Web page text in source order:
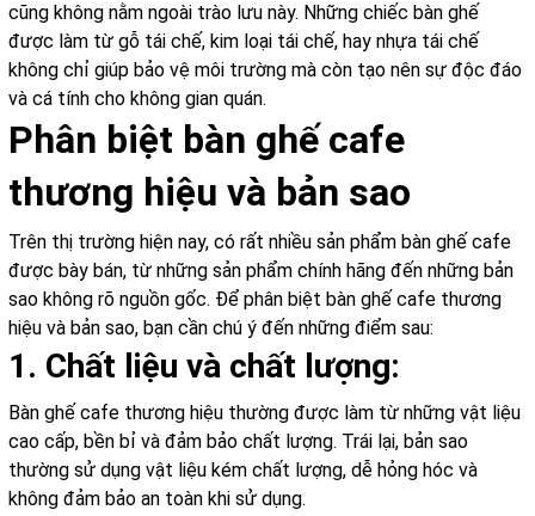
cũng không nằm ngoài trào lưu này. Những chiếc bàn ghế
được làm từ gỗ tái chế, kim loại tái chế, hay nhựa tái chế
không chỉ giúp bảo vệ môi trường mà còn tạo nên sự độc đáo
và cá tính cho không gian quán.
Phân biệt bàn ghế cafe
thương hiệu và bản sao
Trên thị trường hiện nay, có rất nhiều sản phẩm bàn ghế cafe
được bày bán, từ những sản phẩm chính hãng đến những bản
sao không rõ nguồn gốc. Để phân biệt bàn ghế cafe thương
hiệu và bản sao, bạn cần chú ý đến những điểm sau:
1. Chất liệu và chất lượng:
Bàn ghế cafe thương hiệu thường được làm từ những vật liệu
cao cấp, bền bỉ và đảm bảo chất lượng. Trái lại, bản sao
thường sử dụng vật liệu kém chất lượng, dễ hỏng hóc và
không đảm bảo an toàn khi sử dụng.